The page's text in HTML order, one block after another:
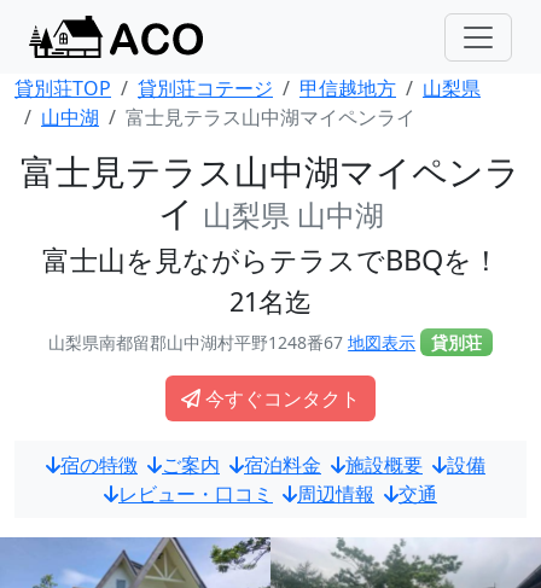
貸別荘TOP 貸別荘コテージ 甲信越地方
山梨県
山中湖
富士見テラス山中湖マイペンライ
富士見テラス山中湖マイペンラ
イ 山梨県 山中湖
富士山を見ながらテラスでBBQを！
21名迄
山梨県南都留郡山中湖村平野1248番67地図表示 貸別荘
今すぐコンタクト
宿の特徴 ご案内 宿泊料金 施設概要
設備
レビュー・口コミ
周辺情報 交通